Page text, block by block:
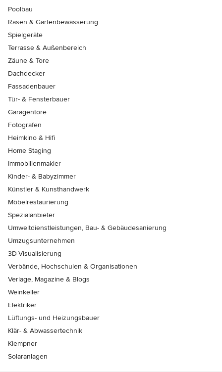
Poolbau
Rasen & Gartenbewässerung
Spielgeräte
Terrasse & Außenbereich
Zäune & Tore
Dachdecker
Fassadenbauer
Tür- & Fensterbauer
Garagentore
Fotografen
Heimkino & Hifi
Home Staging
Immobilienmakler
Kinder- & Babyzimmer
Künstler & Kunsthandwerk
Möbelrestaurierung
Spezialanbieter
Umweltdienstleistungen, Bau- & Gebäudesanierung
Umzugsunternehmen
3D-Visualisierung
Verbände, Hochschulen & Organisationen
Verlage, Magazine & Blogs
Weinkeller
Elektriker
Lüftungs- und Heizungsbauer
Klär- & Abwassertechnik
Klempner
Solaranlagen